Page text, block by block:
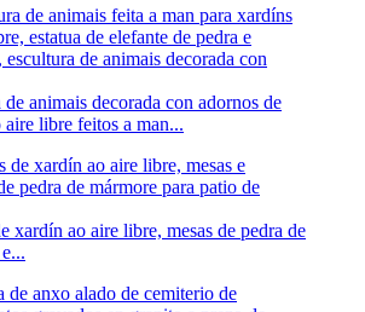
animais decorada con adornos de
aire libre feitos a man...
xardín ao aire libre, mesas de pedra de